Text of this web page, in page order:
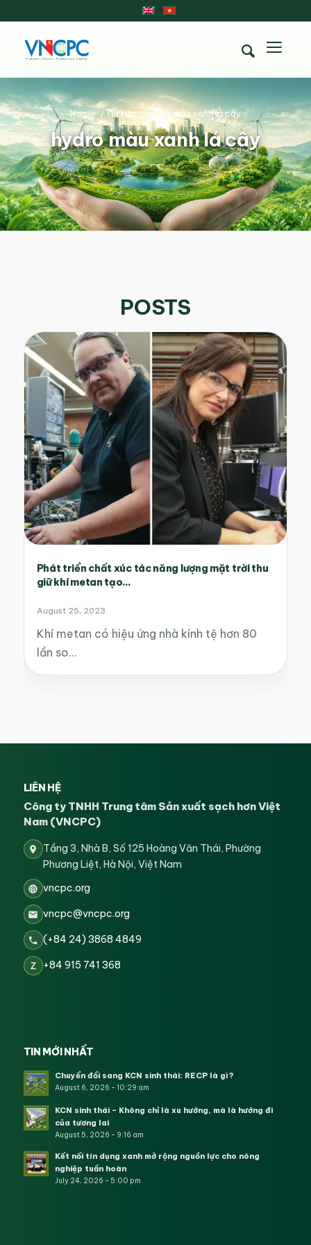
hydro màu xanh lá cây
Home / Tin tức / hydro màu xanh lá cây
POSTS
Phát triển chất xúc tác năng lượng mặt trời thu
giữ khí metan tạo...
August 25, 2023
Khí metan có hiệu ứng nhà kính tệ hơn 80
lần so…
LIÊN HỆ
Công ty TNHH Trung tâm Sản xuất sạch hơn Việt
Nam (VNCPC)
Tầng 3, Nhà B, Số 125 Hoàng Văn Thái, Phường
Phương Liệt, Hà Nội, Việt Nam
vncpc.org
vncpc@vncpc.org
(+84 24) 3868 4849
Z +84 915 741 368
TIN MỚI NHẤT
Chuyển đổi sang KCN sinh thái: RECP là gì?
August 6, 2026 - 10:29 am
KCN sinh thái – Không chỉ là xu hướng, mà là hướng đi
của tương lai
August 5, 2026 - 9:16 am
Kết nối tín dụng xanh mở rộng nguồn lực cho nông
nghiệp tuần hoàn
July 24, 2026 - 5:00 pm